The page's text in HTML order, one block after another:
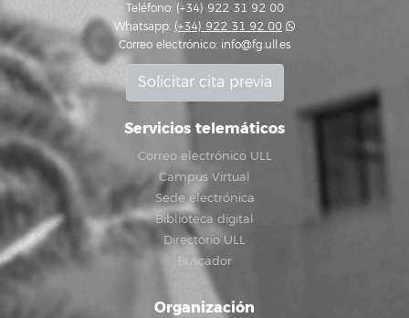
Teléfono: (+34) 922 31 92 00
Whatsapp: (+34) 922 31 92 00
Correo electrónico: info@fg.ull.es
Solicitar cita previa
Servicios telemáticos
Correo electrónico ULL
Campus Virtual
Sede electrónica
Biblioteca digital
Directorio ULL
Buscador
Organización